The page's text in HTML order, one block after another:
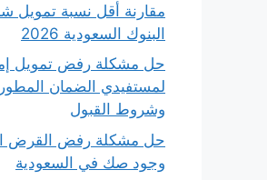
مقارنة أقل نسبة
البنوك السعودية 2026
حل مشكلة رفض تمويل
لمستفيدي الضمان
وشروط القبول
حل مشكلة رفض القرض
وجود صك في السعودية